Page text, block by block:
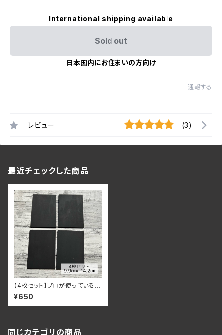
International shipping available
Sold out
日本国内にお住まいの方向け
通報する
レビュー (3)
最近チェックした商品
【4枚セット】プロが使っているチ
ョークアート用ミニブラックボー
ド（9.9㎝×14.2㎝）
¥650
同じカテゴリの商品